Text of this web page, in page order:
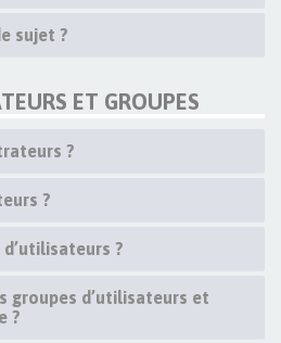
sujet ?
ET GROUPES
?
?
?
groupes d’utilisateurs et
?